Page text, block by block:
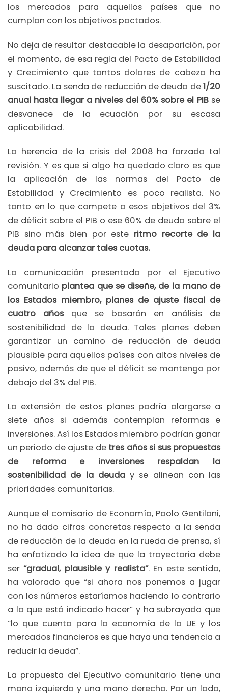
los mercados para aquellos países que no
cumplan con los objetivos pactados.
No deja de resultar destacable la desaparición, por
el momento, de esa regla del Pacto de Estabilidad
y Crecimiento que tantos dolores de cabeza ha
suscitado. La senda de reducción de deuda de1/20
anual hasta llegar a niveles del 60% sobre el PIB se
desvanece de la ecuación por su escasa
aplicabilidad.
La herencia de la crisis del 2008 ha forzado tal
revisión. Y es que si algo ha quedado claro es que
la aplicación de las normas del Pacto de
Estabilidad y Crecimiento es poco realista. No
tanto en lo que compete a esos objetivos del 3%
de déficit sobre el PIB o ese 60% de deuda sobre el
PIB sino más bien por este ritmo recorte de la
deuda para alcanzar tales cuotas.
La comunicación presentada por el Ejecutivo
comunitario plantea que se diseñe, de la mano de
los Estados miembro, planes de ajuste fiscal de
cuatro años que se basarán en análisis de
sostenibilidad de la deuda. Tales planes deben
garantizar un camino de reducción de deuda
plausible para aquellos países con altos niveles de
pasivo, además de que el déficit se mantenga por
debajo del 3% del PIB.
La extensión de estos planes podría alargarse a
siete años si además contemplan reformas e
inversiones. Así los Estados miembro podrían ganar
un periodo de ajuste de tres años si sus propuestas
de reforma e inversiones respaldan la
sostenibilidad de la deuday se alinean con las
prioridades comunitarias.
Aunque el comisario de Economía, Paolo Gentiloni,
no ha dado cifras concretas respecto a la senda
de reducción de la deuda en la rueda de prensa, sí
ha enfatizado la idea de que la trayectoria debe
ser“gradual, plausible y realista”. En este sentido,
ha valorado que “si ahora nos ponemos a jugar
con los números estaríamos haciendo lo contrario
a lo que está indicado hacer” y ha subrayado que
“lo que cuenta para la economía de la UE y los
mercados financieros es que haya una tendencia a
reducir la deuda”.
La propuesta del Ejecutivo comunitario tiene una
mano izquierda y una mano derecha. Por un lado,